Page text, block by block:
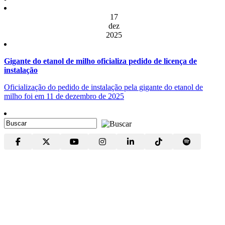
17
dez
2025
Gigante do etanol de milho oficializa pedido de licença de
instalação
Oficialização do pedido de instalação pela gigante do etanol de
milho foi em 11 de dezembro de 2025